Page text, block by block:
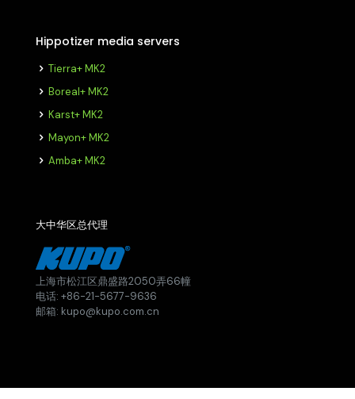
Hippotizer media servers
Tierra+ MK2
Boreal+ MK2
Karst+ MK2
Mayon+ MK2
Amba+ MK2
大中华区总代理
上海市松江区鼎盛路2050弄66幢
电话: +86-21-5677-9636
邮箱: kupo@kupo.com.cn